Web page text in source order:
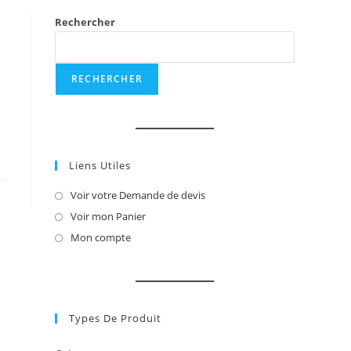
Rechercher
RECHERCHER
Liens Utiles
Voir votre Demande de devisS’ouvre
Voir mon PanierS’ouvre
Mon compteS’ouvre
un
onglet
Types De Produit